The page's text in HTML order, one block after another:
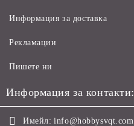
Информация за доставка
Рекламации
Пишете ни
Информация за контакти:
Имейл: info@hobbysvqt.com